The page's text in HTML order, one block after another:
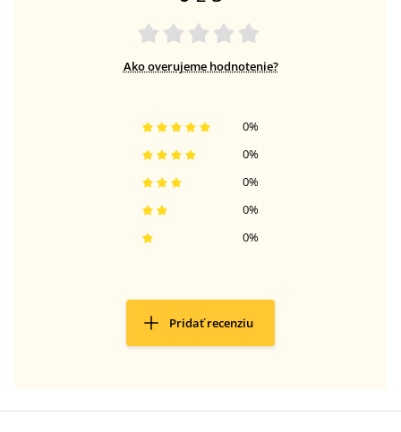
Ako overujeme hodnotenie?
0%
0%
0%
0%
0%
Pridať recenziu